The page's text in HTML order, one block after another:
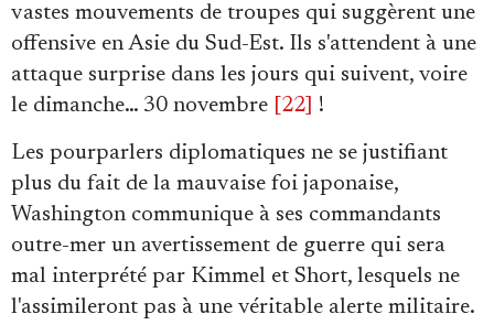
vastes mouvements de troupes qui suggèrent une
offensive en Asie du Sud-Est. Ils s'attendent à une
attaque surprise dans les jours qui suivent, voire
le dimanche… 30 novembre
[22] !
Les pourparlers diplomatiques ne se justifiant
plus du fait de la mauvaise foi japonaise,
Washington communique à ses commandants
outre-mer un avertissement de guerre qui sera
mal interprété par Kimmel et Short, lesquels ne
l'assimileront pas à une véritable alerte militaire.